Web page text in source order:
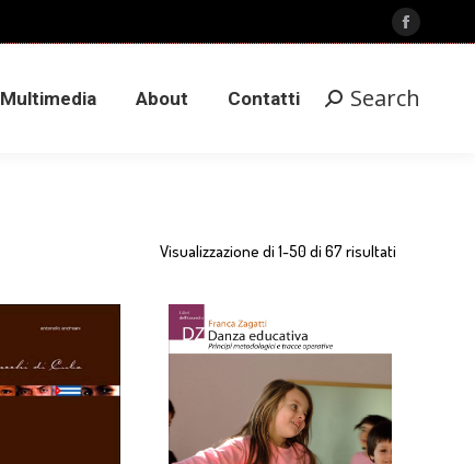
Facebook
opens
Multimedia About Contatti Search:Search
Visualizzazione di 1-50 di 67 risultati
Multimedia About Contatti Search:Search